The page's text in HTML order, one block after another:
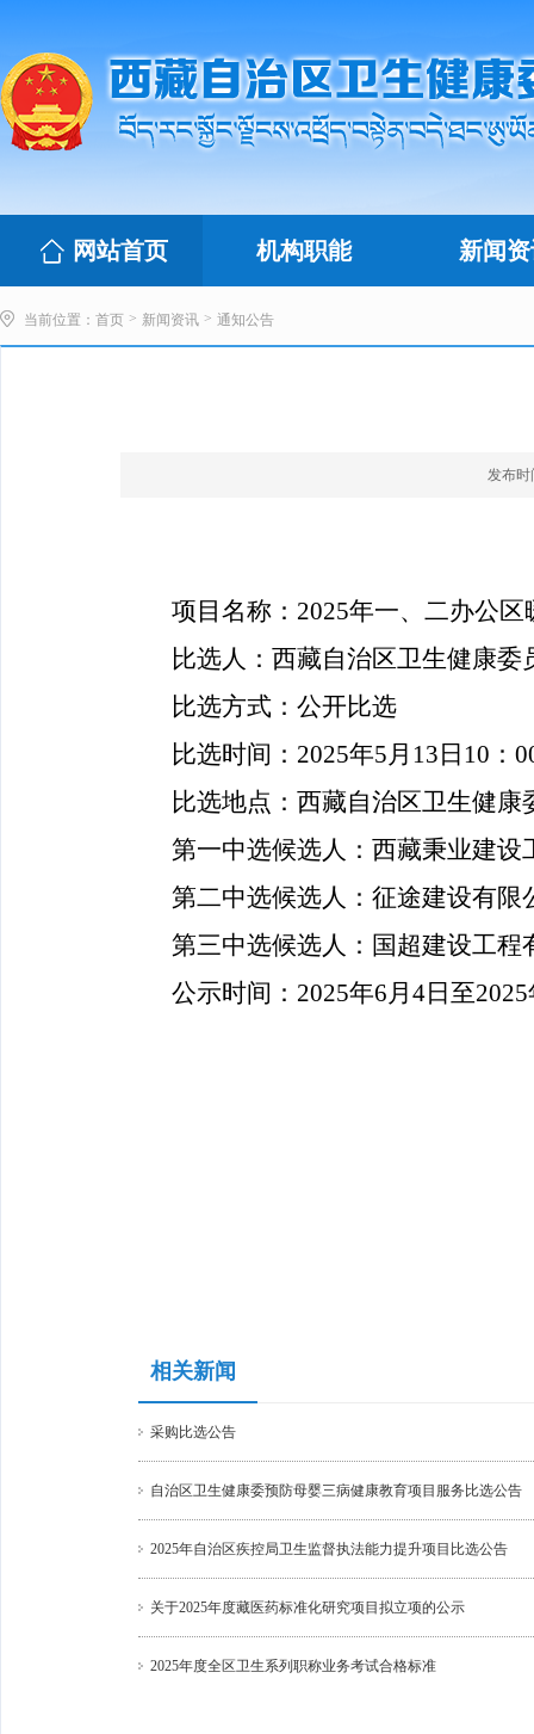
网站首页 机构职能 新闻
当前位置： 首页 > 新闻资讯 > 通知公告
发布时
项目名称： 2025年一、二办公区
比选人：西藏自治区卫生健康委
比选方式： 公开比选
比选时间： 2025年5月 13 日 10 ：
比选地点：西藏自治区卫生健康
第一中选候选人： 西藏秉业建设
第二中选候选人： 征途建设有限
第三中选候选人： 国超建设工程
公示时间： 2025年6月 4日至2025
相关新闻
采购比选公告
自治区卫生健康委预防母婴三病健康教育项目服务比选公告
2025年自治区疾控局卫生监督执法能力提升项目比选公告
关于2025年度藏医药标准化研究项目拟立项的公示
2025年度全区卫生系列职称业务考试合格标准